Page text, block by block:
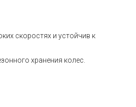
скоростях и устойчив к
хранения колес.